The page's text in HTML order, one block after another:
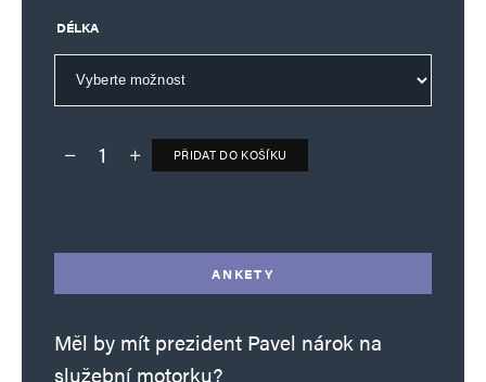
DÉLKA
Deník TO – verze bez reklam množství
PŘIDAT DO KOŠÍKU
ANKETY
Měl by mít prezident Pavel nárok na
služební motorku?